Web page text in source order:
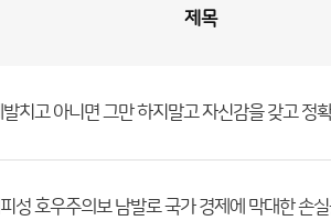
제목
치고 아니면 그만 하지말고 자신감을 갖고 정
성 호우주의보 남발로 국가 경제에 막대한 손